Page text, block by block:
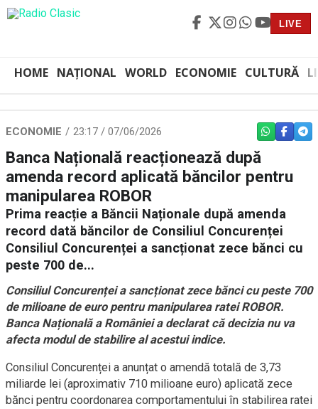
LIVE
HOME NAȚIONAL WORLD ECONOMIE CULTURĂ
ECONOMIE 23:17 / 07/06/2026 WHATSAPP
Banca Națională reacționează după
amenda record aplicată băncilor pentru
manipularea ROBOR
Prima reacție a Băncii Naționale după amenda
record dată băncilor de Consiliul Concurenței
Consiliul Concurenței a sancționat zece bănci cu
peste 700 de...
Consiliul Concurenței a sancționat zece bănci cu peste 700
de milioane de euro pentru manipularea ratei ROBOR.
Banca Națională a României a declarat că decizia nu va
afecta modul de stabilire al acestui indice.
Consiliul Concurenței a anunțat o amendă totală de 3,73
miliarde lei (aproximativ 710 milioane euro) aplicată zece
bănci pentru coordonarea comportamentului în stabilirea ratei